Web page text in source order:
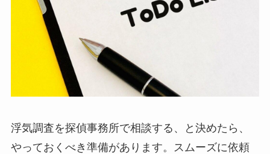
浮気調査を探偵事務所で相談する、と決めたら、
やっておくべき準備があります。スムーズに依頼